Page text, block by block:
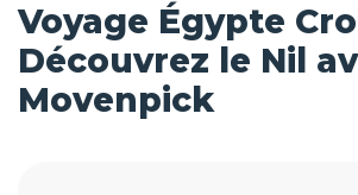
Voyage Égypte
Découvrez le Nil
Movenpick